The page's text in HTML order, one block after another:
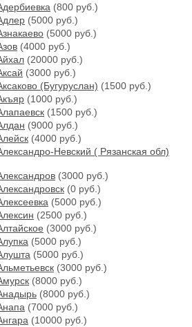
(800 руб.)
(5000 руб.)
(5000 руб.)
(4000 руб.)
(20000 руб.)
(3000 руб.)
(Бугуруслан) (1500 руб.)
(1000 руб.)
(1500 руб.)
(9000 руб.)
(4000 руб.)
Невский ( Рязанская обл)
(3000 руб.)
(0 руб.)
(5000 руб.)
(2500 руб.)
(3000 руб.)
(5000 руб.)
(5000 руб.)
(3000 руб.)
(8000 руб.)
(8000 руб.)
(7000 руб.)
(10000 руб.)